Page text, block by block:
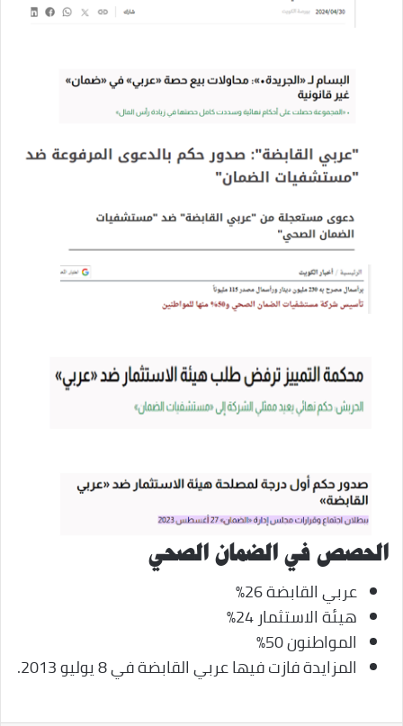
الحصص في الضمان الصحي
عربي القابضة 26%
هيئة الاستثمار 24%
المواطنون 50%
المزايدة فازت فيها عربي القابضة في 8 يوليو 2013.